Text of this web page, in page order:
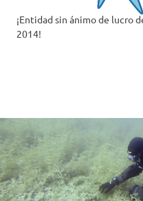
Asociación
¡Entidad sin ánimo de lucro
2014!